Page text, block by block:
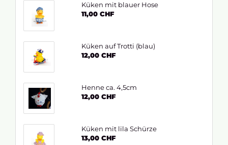
Küken mit blauer Hose
11,00 CHF
Küken auf Trotti (blau)
12,00 CHF
Henne ca. 4,5cm
12,00 CHF
Küken mit lila Schürze
13,00 CHF